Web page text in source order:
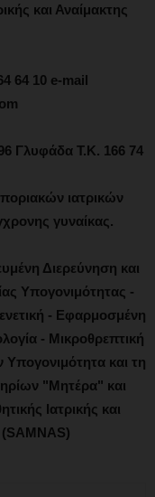
και Αναίμακτης
64 10 e-mail
Γλυφάδα Τ.Κ. 166 74
ιατρικών
γυναίκας.
Διερεύνηση και
Υπογονιμότητας -
- Εφαρμοσμένη
- Μικροθρεπτική
Υπογονιμότητα και τη
"Μητέρα" και
Ιατρικής και
(SAMNAS)